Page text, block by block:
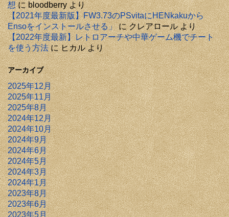
想にbloodberryより
【2021年度最新版】FW3.73のPSvitaにHENkakuから
Ensoをインストールさせる」にクレアロールより
【2022年度最新】レトロアーチや中華ゲーム機でチート
を使う方法にヒカルより
アーカイブ
2025年12月
2025年11月
2025年8月
2024年12月
2024年10月
2024年9月
2024年6月
2024年5月
2024年3月
2024年1月
2023年8月
2023年6月
2023年5月